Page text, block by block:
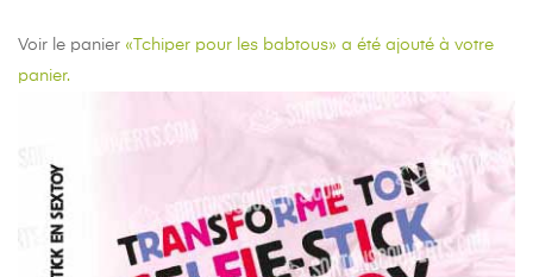
Voir le panier «Tchiper pour les babtous» a été ajouté à votre
panier.